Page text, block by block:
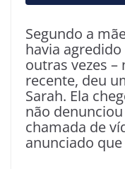
Segundo a
havia
outras vezes –
recente, deu
Sarah. Ela
não
chamada de
anunciado